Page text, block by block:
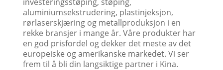
aluminiumsekstrudering, plastinjeksjon,
rørlaserskjæring og metallproduksjon i en
rekke bransjer i mange år. Våre produkter har
en god prisfordel og dekker det meste av det
europeiske og amerikanske markedet. Vi ser
frem til å bli din langsiktige partner i Kina.